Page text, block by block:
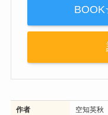
作者 空知英秋